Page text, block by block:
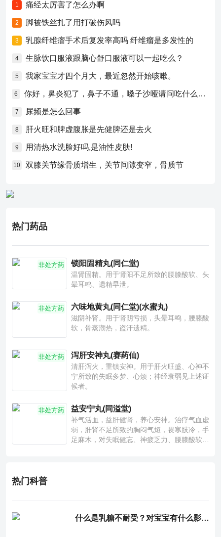
1 痛经太厉害了怎么办啊
2 脚被铁丝扎了用打破伤风吗
3 乳腺纤维瘤手术后复发率高吗 纤维瘤是多发性的
4 生脉饮口服液跟脑心舒口服液可以一起吃么？
5 我家宝宝才四个月大，最近忽然开始咳嗽。
6 你好，鼻炎犯了，鼻子不通，嗓子沙哑请问吃什么药比较好？
7 尿频是怎么回事
8 肝火旺和脾虚腹胀是先健脾还是去火
9 用清热水洗脸好吗,是油性皮肤!
10 双膝关节缘骨质增生，关节间隙变窄，骨质节
热门药品
非处方药 锁阳固精丸(同仁堂)
温肾固精。用于肾阳不足所致的腰膝酸软、头
晕耳鸣、遗精早泄。
非处方药 六味地黄丸(同仁堂)(水蜜丸)
滋阴补肾。用于肾阴亏损，头晕耳鸣，腰膝酸
软，骨蒸潮热，盗汗遗精。
非处方药 泻肝安神丸(赛药仙)
清肝泻火，重镇安神。用于肝火旺盛、心神不
宁所致的失眠多梦、心烦；神经衰弱见上述证
候者。
非处方药 益安宁丸(同溢堂)
补气活血，益肝健肾，养心安神。治疗气血虚
弱，肝肾不足所致的胸闷气短，畏寒肢冷，手
足麻木，对失眠健忘、神疲乏力、腰膝酸软也
热门科普
什么是乳糖不耐受？对宝宝有什么影响？